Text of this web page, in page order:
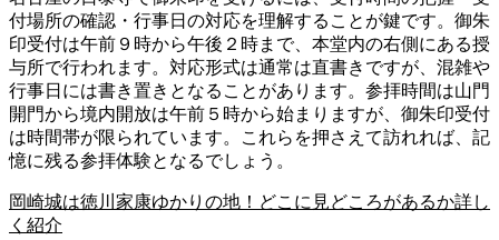
付場所の確認・行事日の対応を理解することが鍵です。御朱
印受付は午前９時から午後２時まで、本堂内の右側にある授
与所で行われます。対応形式は通常は直書きですが、混雑や
行事日には書き置きとなることがあります。参拝時間は山門
開門から境内開放は午前５時から始まりますが、御朱印受付
は時間帯が限られています。これらを押さえて訪れれば、記
憶に残る参拝体験となるでしょう。
岡崎城は徳川家康ゆかりの地！どこに見どころがあるか詳し
く紹介